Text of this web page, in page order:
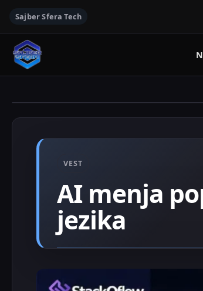
Sajber Sfera Tech
VEST
AI menja
jezika